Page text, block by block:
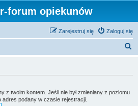
forum opiekunów
Zaloguj się
Zarejestruj się
z twoim kontem. Jeśli nie był zmieniany z poziomu
podany w czasie rejestracji.